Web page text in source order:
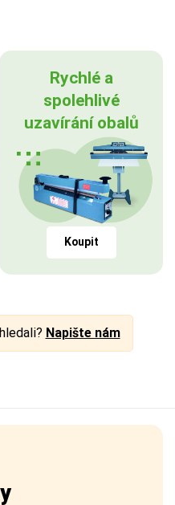
Rychlé a
spolehlivé
uzavírání obalů
Koupit
Napište nám